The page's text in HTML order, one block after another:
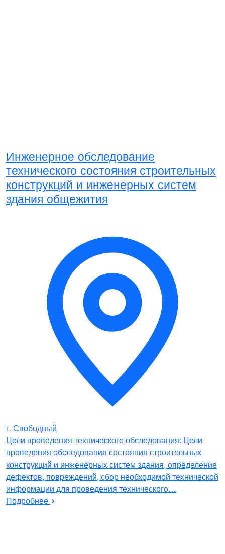
Инженерное обследование
технического состояния строительных
конструкций и инженерных систем
здания общежития
г. Свободный
Цели проведения технического обследования: Цели
проведения обследования состояния строительных
конструкций и инженерных систем здания, определение
дефектов, повреждений, сбор необходимой технической
информации для проведения технического…
Подробнее